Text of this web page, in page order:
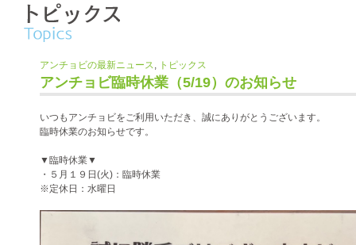
アンチョビの最新ニュース, トピックス
アンチョビ臨時休業（5/19）のお知らせ
いつもアンチョビをご利用いただき、誠にありがとうございます。
臨時休業のお知らせです。
▼臨時休業▼
・５月１９日(火)：臨時休業
※定休日：水曜日